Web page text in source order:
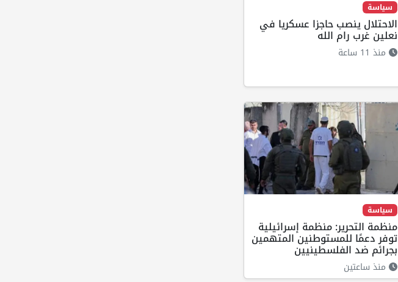
سياسة
الاحتلال ينصب حاجزا عسكريا في
نعلين غرب رام الله
منذ 11 ساعة
سياسة
منظمة التحرير: منظمة إسرائيلية
توفر دعمًا للمستوطنين المتهمين
بجرائم ضد الفلسطينيين
منذ ساعتين